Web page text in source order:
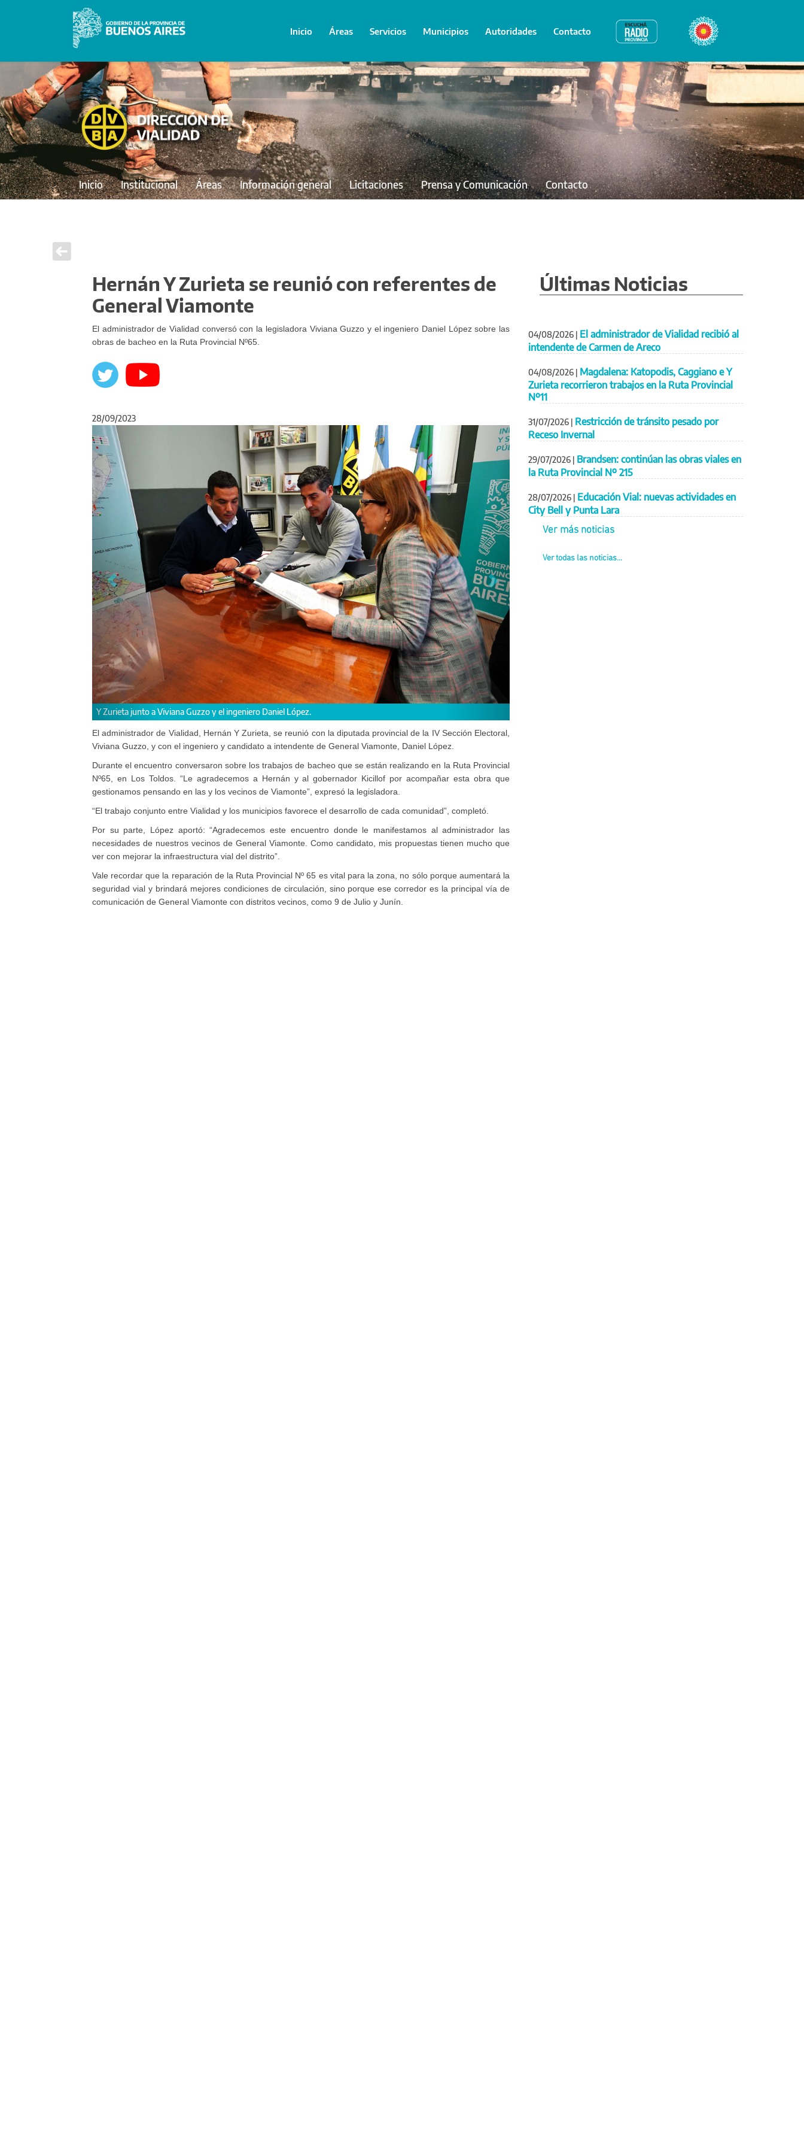
Inicio Áreas Servicios Municipios Autoridades Contacto Radio Provincia Bicentenario
Inicio Institucional Áreas Información general Licitaciones Prensa y Comunicación Contacto
Hernán Y Zurieta se reunió con referentes de
General Viamonte
El administrador de Vialidad conversó con la legisladora Viviana Guzzo y el ingeniero Daniel López sobre las
obras de bacheo en la Ruta Provincial Nº65.
28/09/2023
“Le agradecemos a Hernán y al gobernador Kicillof por acompañar esta obra", dijo Viviana Guzzo.
Siguiente
El administrador de Vialidad, Hernán Y Zurieta, se reunió con la diputada provincial de la IV Sección Electoral,
Viviana Guzzo, y con el ingeniero y candidato a intendente de General Viamonte, Daniel López.
Durante el encuentro conversaron sobre los trabajos de bacheo que se están realizando en la Ruta Provincial
Nº65, en Los Toldos. “Le agradecemos a Hernán y al gobernador Kicillof por acompañar esta obra que
gestionamos pensando en las y los vecinos de Viamonte”, expresó la legisladora.
“El trabajo conjunto entre Vialidad y los municipios favorece el desarrollo de cada comunidad”, completó.
Por su parte, López aportó: “Agradecemos este encuentro donde le manifestamos al administrador las
necesidades de nuestros vecinos de General Viamonte. Como candidato, mis propuestas tienen mucho que
ver con mejorar la infraestructura vial del distrito”.
Vale recordar que la reparación de la Ruta Provincial Nº 65 es vital para la zona, no sólo porque aumentará la
seguridad vial y brindará mejores condiciones de circulación, sino porque ese corredor es la principal vía de
comunicación de General Viamonte con distritos vecinos, como 9 de Julio y Junín.
Últimas Noticias
04/08/2026 | El administrador de Vialidad recibió al
intendente de Carmen de Areco
04/08/2026 | Magdalena: Katopodis, Caggiano e Y
Zurieta recorrieron trabajos en la Ruta Provincial
Nº11
31/07/2026 | Restricción de tránsito pesado por
Receso Invernal
29/07/2026 | Brandsen: continúan las obras viales en
la Ruta Provincial Nº 215
28/07/2026 | Educación Vial: nuevas actividades en
City Bell y Punta Lara
Ver más noticias
Ver todas las noticias...